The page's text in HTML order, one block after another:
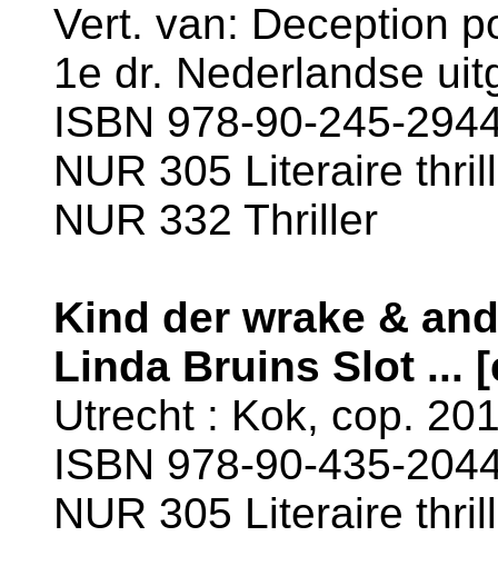
Vert. van: Deception
1e dr. Nederlandse
ISBN 978-90-245-
NUR 305 Literaire
NUR 332 Thriller
Kind der wrake &
Linda Bruins Slot ...
Utrecht : Kok, cop.
ISBN 978-90-435-
NUR 305 Literaire